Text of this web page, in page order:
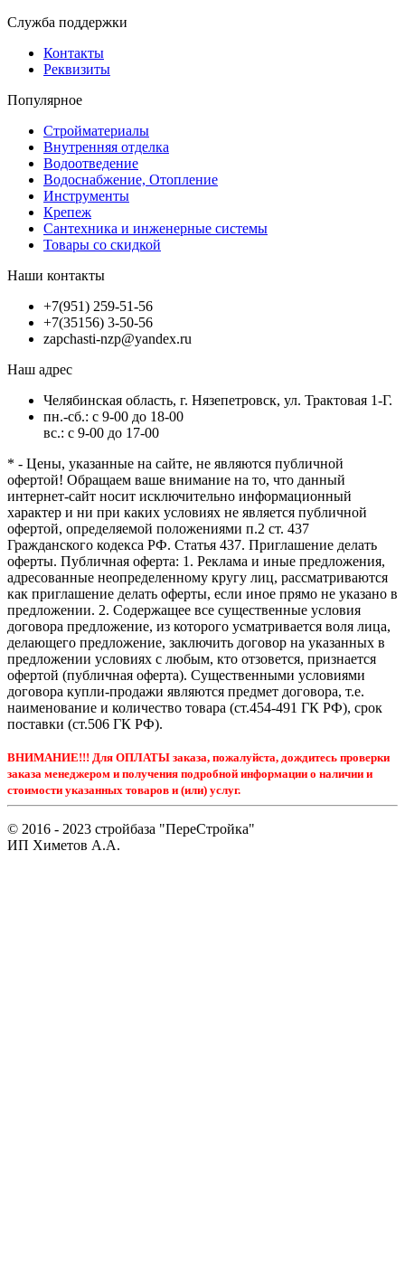
Служба поддержки
Контакты
Реквизиты
Популярное
Стройматериалы
Внутренняя отделка
Водоотведение
Водоснабжение, Отопление
Инструменты
Крепеж
Сантехника и инженерные системы
Товары со скидкой
Наши контакты
+7(951) 259-51-56
+7(35156) 3-50-56
zapchasti-nzp@yandex.ru
Наш адрес
Челябинская область, г. Нязепетровск, ул. Трактовая 1-Г.
пн.-сб.: с 9-00 до 18-00
вс.: с 9-00 до 17-00
* - Цены, указанные на сайте, не являются публичной
офертой! Обращаем ваше внимание на то, что данный
интернет-сайт носит исключительно информационный
характер и ни при каких условиях не является публичной
офертой, определяемой положениями п.2 ст. 437
Гражданского кодекса РФ. Статья 437. Приглашение делать
оферты. Публичная оферта: 1. Реклама и иные предложения,
адресованные неопределенному кругу лиц, рассматриваются
как приглашение делать оферты, если иное прямо не указано в
предложении. 2. Содержащее все существенные условия
договора предложение, из которого усматривается воля лица,
делающего предложение, заключить договор на указанных в
предложении условиях с любым, кто отзовется, признается
офертой (публичная оферта). Существенными условиями
договора купли-продажи являются предмет договора, т.е.
наименование и количество товара (ст.454-491 ГК РФ), срок
поставки (ст.506 ГК РФ).
ВНИМАНИЕ!!! Для ОПЛАТЫ заказа, пожалуйста, дождитесь проверки
заказа менеджером и получения подробной информации о наличии и
стоимости указанных товаров и (или) услуг.
© 2016 - 2023 стройбаза "ПереСтройка"
ИП Химетов А.А.